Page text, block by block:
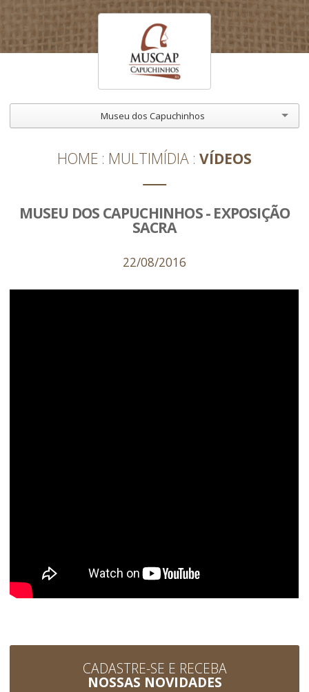
Museu dos Capuchinhos
HOME MULTIMÍDIA VÍDEOS
MUSEU DOS CAPUCHINHOS - EXPOSIÇÃO
SACRA
22/08/2016
CADASTRE-SE E RECEBA
NOSSAS NOVIDADES